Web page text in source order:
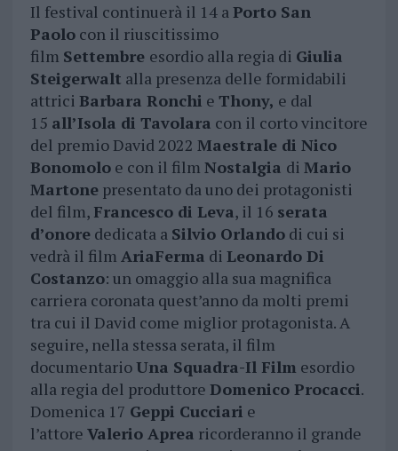
Il festival continuerà il 14 aPorto San
Paolocon il riuscitissimo
film Settembre esordio alla regia di Giulia
Steigerwalt alla presenza delle formidabili
attrici Barbara Ronchi e Thony, e dal
15 all’Isola di Tavolara con il corto vincitore
del premio David 2022 Maestrale di Nico
Bonomoloe con il film Nostalgia di Mario
Martonepresentato da uno dei protagonisti
del film, Francesco di Leva, il 16 serata
d’onorededicata a Silvio Orlandodi cui si
vedrà il film AriaFerma di Leonardo Di
Costanzo: un omaggio alla sua magnifica
carriera coronata quest’anno da molti premi
tra cui il David come miglior protagonista. A
seguire, nella stessa serata, il film
documentarioUna Squadra-Il Film esordio
alla regia del produttore Domenico Procacci.
Domenica 17 Geppi Cucciari e
l’attore Valerio Aprea ricorderanno il grande